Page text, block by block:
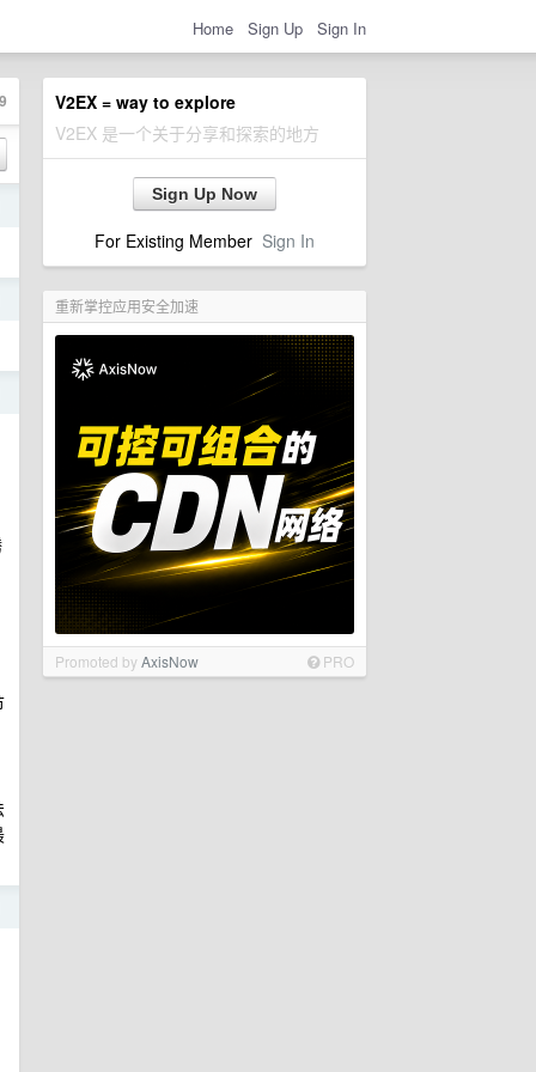
Home Sign Up Sign In
V2EX = way to explore
V2EX 是一个关于分享和探索的地方
Sign Up Now
For Existing Member Sign In
重新掌控应用安全加速
Promoted byAxisNow PRO